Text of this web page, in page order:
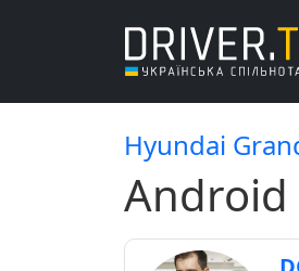
Hyundai
Android